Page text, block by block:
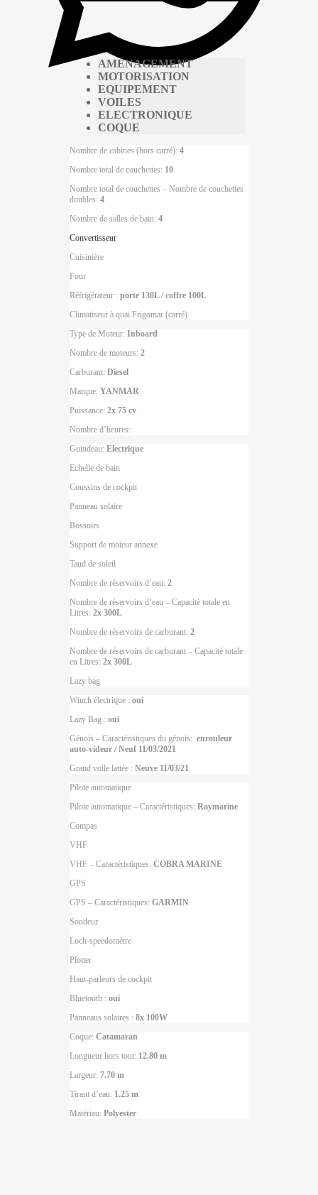
AMÉNAGEMENT
MOTORISATION
EQUIPEMENT
VOILES
ELECTRONIQUE
COQUE
Nombre de cabines (hors carré): 4
Nombre total de couchettes: 10
Nombre total de couchettes – Nombre de couchettes
doubles: 4
Nombre de salles de bain: 4
Convertisseur
Cuisinière
Four
Réfrigérateur : porte 130L / coffre 100L
Climatiseur à quai Frigomar (carré)
Type de Moteur: Inboard
Nombre de moteurs: 2
Carburant: Diesel
Marque: YANMAR
Puissance: 2x 75 cv
Nombre d’heures:
Guindeau: Electrique
Echelle de bain
Coussins de cockpit
Panneau solaire
Bossoirs
Support de moteur annexe
Taud de soleil
Nombre de réservoirs d’eau: 2
Nombre de réservoirs d’eau – Capacité totale en
Litres: 2x 300L
Nombre de réservoirs de carburant: 2
Nombre de réservoirs de carburant – Capacité totale
en Litres: 2x 300L
Lazy bag
Winch électrique : oui
Lazy Bag : oui
Génois – Caractéristiques du génois: enrouleur
auto-videur / Neuf 11/03/2021
Grand voile lattée : Neuve 11/03/21
Pilote automatique
Pilote automatique – Caractéristiques: Raymarine
Compas
VHF
VHF – Caractéristiques: COBRA MARINE
GPS
GPS – Caractéristiques: GARMIN
Sondeur
Loch-speedomètre
Plotter
Haut-parleurs de cockpit
Bluetooth : oui
Panneaus solaires : 8x 100W
Coque: Catamaran
Longueur hors tout: 12.80 m
Largeur: 7.70 m
Tirant d’eau: 1.25 m
Matériau: Polyester